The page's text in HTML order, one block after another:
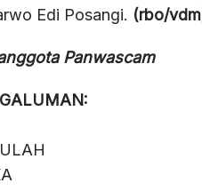
Edi Posangi. (rbo/
Panwascam